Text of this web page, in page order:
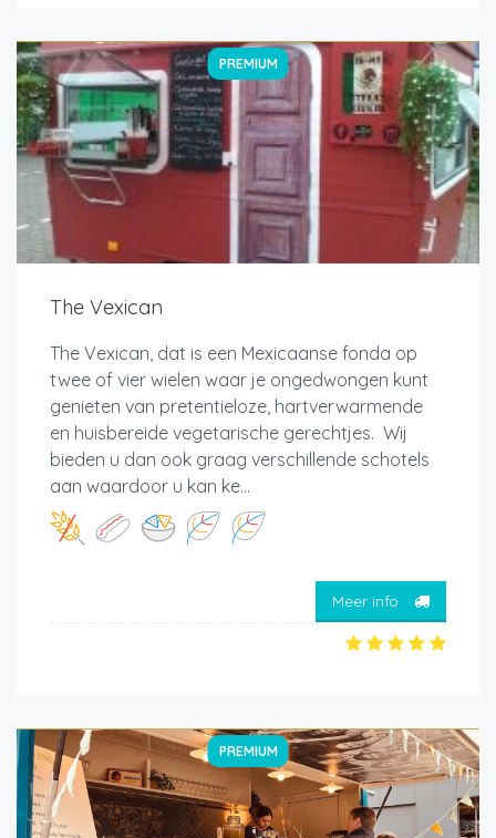
PREMIUM
The Vexican
The Vexican, dat is een Mexicaanse fonda op
twee of vier wielen waar je ongedwongen kunt
genieten van pretentieloze, hartverwarmende
en huisbereide vegetarische gerechtjes. Wij
bieden u dan ook graag verschillende schotels
aan waardoor u kan ke...
Meer info
PREMIUM